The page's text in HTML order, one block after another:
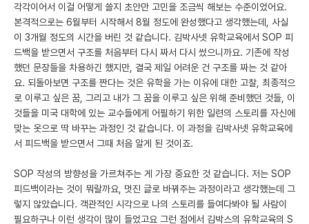
각각이어서 이걸 어떻게 쓸지 초안만 고민을 조금씩 해보는 수준이었어요.
본격적으로는 6월부터 시작해서 8월 정도에 완성했다고 생각했는데, 사실
이 3개월 정도의 시간을 버린 것 같습니다. 김박사넷 유학교육에서 SOP 피
드백을 받으면서 구조를 처음부터 다시 짜서 다시 썼으니까요. 기존에 작성
했던 문장들을 차용하긴 했지만, 결국 제일 어려운 건 구조를 짜는 것 같아
요. 되돌아보면 구조를 짠다는 것은 유학을 가는 이유에 대한 고찰, 최종적으
로 이루고 싶은 꿈, 그리고 내가 그 꿈을 이루고 싶은 위해 준비했던 것들, 이
것들을 미국 대학에 있는 교수들에게 어필하기 위한 일련의 스토리를 자신에
맞는 옷으로 딱 바꾸는 과정인 것 같습니다. 이 과정을 김박사넷 유학교육에
서 피드백을 받으면서 그때 처음 알게 된 것이죠.
SOP 작성의 방향성을 가르쳐주는 게 가장 중요한 것 같습니다. 저는 SOP
피드백이라는 것이 뭐랄까요, 멋진 글로 바꿔주는 과정이라고 생각했는데 그
렇지 않았습니다. 객관적인 시각으로 나의 스토리를 들여다봐야 될 사람이
필요하구나 이런 생각이 많이 들었고요 그런 점에서 김박스의 유학교육의 S